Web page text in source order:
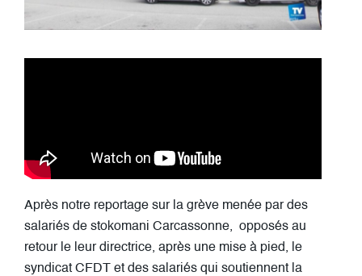
Après notre reportage sur la grève menée par des
salariés de stokomani Carcassonne, opposés au
retour le leur directrice, après une mise à pied, le
syndicat CFDT et des salariés qui soutiennent la